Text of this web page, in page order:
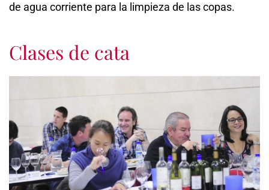
de agua corriente para la limpieza de las copas.
Clases de cata